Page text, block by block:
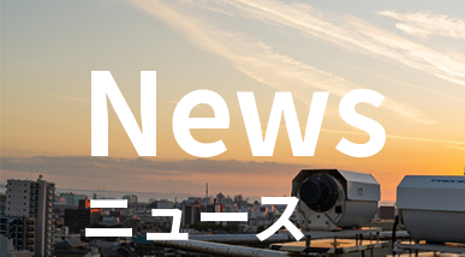
News
ニュース